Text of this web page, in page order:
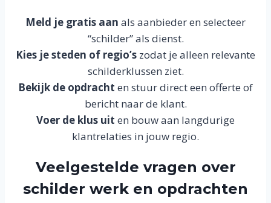
Meld je gratis aan als aanbieder en selecteer
“schilder” als dienst.
Kies je steden of regio’s zodat je alleen relevante
schilderklussen ziet.
Bekijk de opdracht en stuur direct een offerte of
bericht naar de klant.
Voer de klus uit en bouw aan langdurige
klantrelaties in jouw regio.
Veelgestelde vragen over
schilder werk en opdrachten